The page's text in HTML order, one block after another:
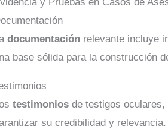
documentación relevante incluye
base sólida para la construcción
testimonios de testigos
su credibilidad y relevancia.